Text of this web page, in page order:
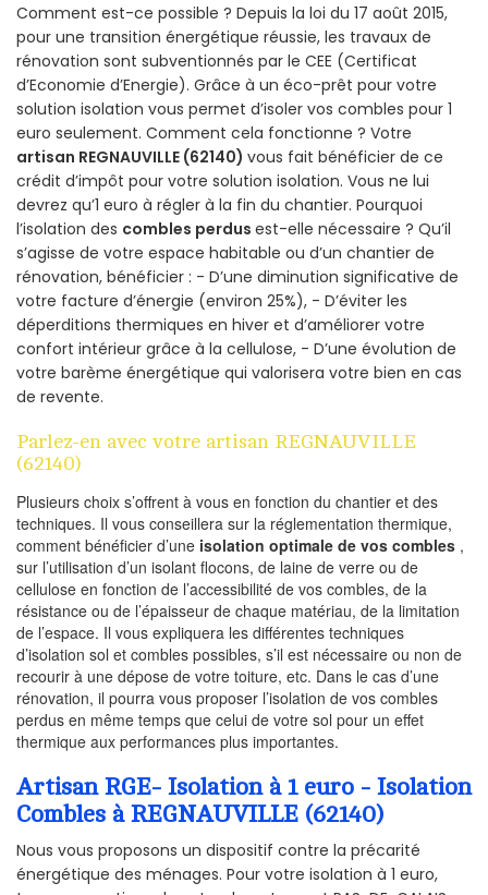
Comment est-ce possible ? Depuis la loi du 17 août 2015,
pour une transition énergétique réussie, les travaux de
rénovation sont subventionnés par le CEE (Certificat
d’Economie d’Energie). Grâce à un éco-prêt pour votre
solution isolation vous permet d’isoler vos combles pour 1
euro seulement. Comment cela fonctionne ? Votre
artisan REGNAUVILLE (62140) vous fait bénéficier de ce
crédit d’impôt pour votre solution isolation. Vous ne lui
devrez qu’1 euro à régler à la fin du chantier. Pourquoi
l’isolation des combles perdus est-elle nécessaire ? Qu’il
s’agisse de votre espace habitable ou d’un chantier de
rénovation, bénéficier : - D’une diminution significative de
votre facture d’énergie (environ 25%), - D’éviter les
déperditions thermiques en hiver et d’améliorer votre
confort intérieur grâce à la cellulose, - D’une évolution de
votre barème énergétique qui valorisera votre bien en cas
de revente.
Parlez-en avec votre artisan REGNAUVILLE
(62140)
Plusieurs choix s’offrent à vous en fonction du chantier et des
techniques. Il vous conseillera sur la réglementation thermique,
comment bénéficier d’une isolation optimale de vos combles ,
sur l’utilisation d’un isolant flocons, de laine de verre ou de
cellulose en fonction de l’accessibilité de vos combles, de la
résistance ou de l’épaisseur de chaque matériau, de la limitation
de l’espace. Il vous expliquera les différentes techniques
d’isolation sol et combles possibles, s’il est nécessaire ou non de
recourir à une dépose de votre toiture, etc. Dans le cas d’une
rénovation, il pourra vous proposer l’isolation de vos combles
perdus en même temps que celui de votre sol pour un effet
thermique aux performances plus importantes.
Artisan RGE- Isolation à 1 euro - Isolation
Combles à REGNAUVILLE (62140)
Nous vous proposons un dispositif contre la précarité
énergétique des ménages. Pour votre isolation à 1 euro,